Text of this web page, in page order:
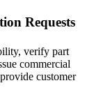
Requests
verify part
commercial
customer